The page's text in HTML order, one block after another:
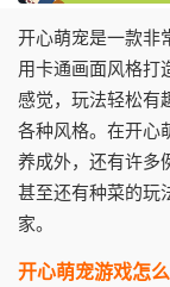
开心萌宠是一款非
用卡通画面风格打
感觉，玩法轻松有
各种风格。在开心
养成外，还有许多
甚至还有种菜的玩
家。
开心萌宠游戏怎